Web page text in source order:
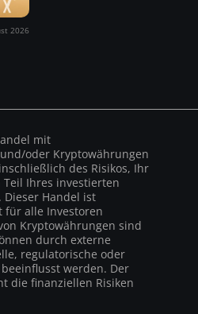
2026
mit
oder Kryptowährungen
des Risikos, Ihr
Ihres investierten
Dieser Handel ist
für alle Investoren
Kryptowährungen sind
durch externe
regulatorische oder
werden. Der
die finanziellen Risiken